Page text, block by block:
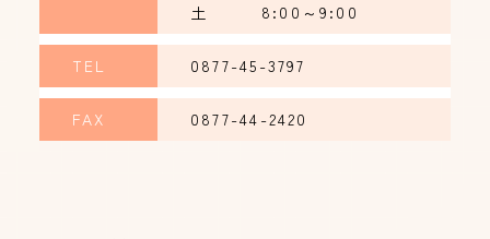
土 8:00～9:00
TEL 0877-45-3797
FAX 0877-44-2420